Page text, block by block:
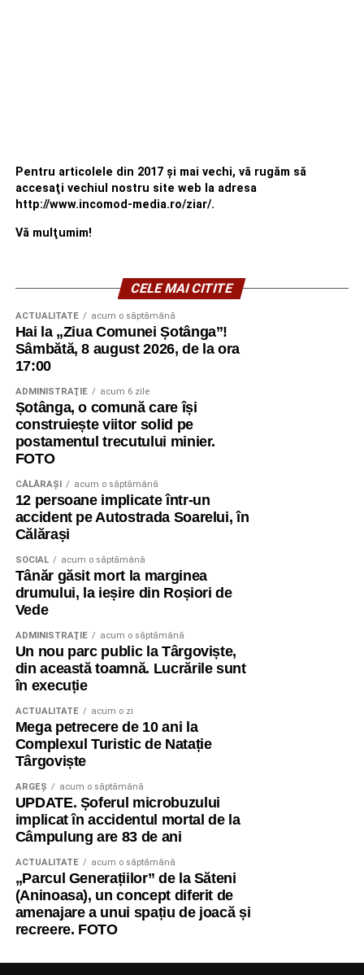
Pentru articolele din 2017 şi mai vechi, vă rugăm să
accesaţi vechiul nostru site web la adresa
http://www.incomod-media.ro/ziar/.
Vă mulţumim!
CELE MAI CITITE
ACTUALITATE acum o săptămână
Hai la „Ziua Comunei Șotânga”!
Sâmbătă, 8 august 2026, de la ora
17:00
ADMINISTRAŢIE acum 6 zile
Șotânga, o comună care își
construiește viitor solid pe
postamentul trecutului minier.
FOTO
CĂLĂRAŞI acum o săptămână
12 persoane implicate într-un
accident pe Autostrada Soarelui, în
Călărași
SOCIAL acum o săptămână
Tânăr găsit mort la marginea
drumului, la ieșire din Roșiori de
Vede
ADMINISTRAŢIE acum o săptămână
Un nou parc public la Târgoviște,
din această toamnă. Lucrările sunt
în execuție
ACTUALITATE acum o zi
Mega petrecere de 10 ani la
Complexul Turistic de Natație
Târgoviște
ARGEȘ acum o săptămână
UPDATE. Șoferul microbuzului
implicat în accidentul mortal de la
Câmpulung are 83 de ani
ACTUALITATE acum o săptămână
„Parcul Generațiilor” de la Săteni
(Aninoasa), un concept diferit de
amenajare a unui spațiu de joacă și
recreere. FOTO